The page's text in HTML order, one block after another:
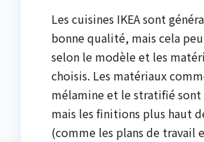
Les cuisines IKEA sont
bonne qualité, mais cela
selon le modèle et les
choisis. Les matériaux
mélamine et le stratifié
mais les finitions plus haut
(comme les plans de travail